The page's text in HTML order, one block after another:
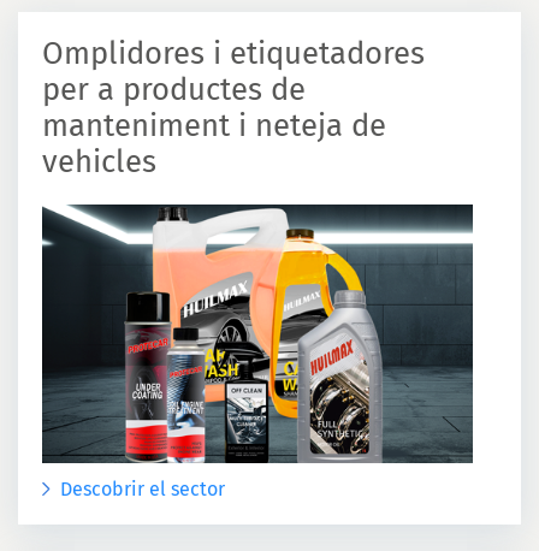
Omplidores i etiquetadores
per a productes de
manteniment i neteja de
vehicles
Descobrir el sector